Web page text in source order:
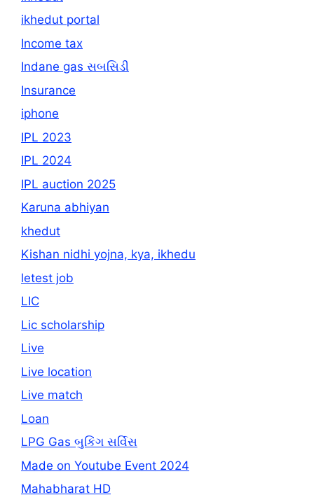
ikhedut portal
Income tax
Indane gas સબસિડી
Insurance
iphone
IPL 2023
IPL 2024
IPL auction 2025
Karuna abhiyan
khedut
Kishan nidhi yojna, kya, ikhedu
letest job
LIC
Lic scholarship
Live
Live location
Live match
Loan
LPG Gas બુકિંગ સર્વિસ
Made on Youtube Event 2024
Mahabharat HD